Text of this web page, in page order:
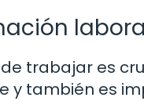
trabajar es
y también es